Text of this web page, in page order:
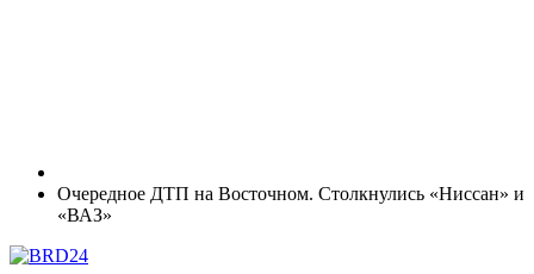
Очередное ДТП на Восточном. Столкнулись «Ниссан» и
«ВАЗ»